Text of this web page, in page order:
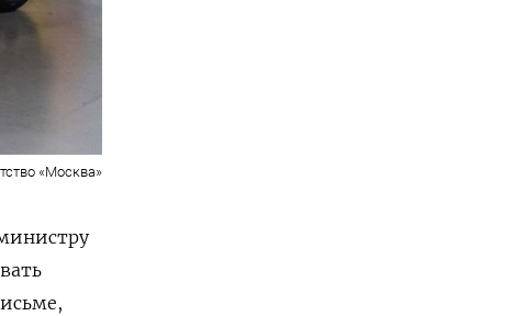
«Москва»